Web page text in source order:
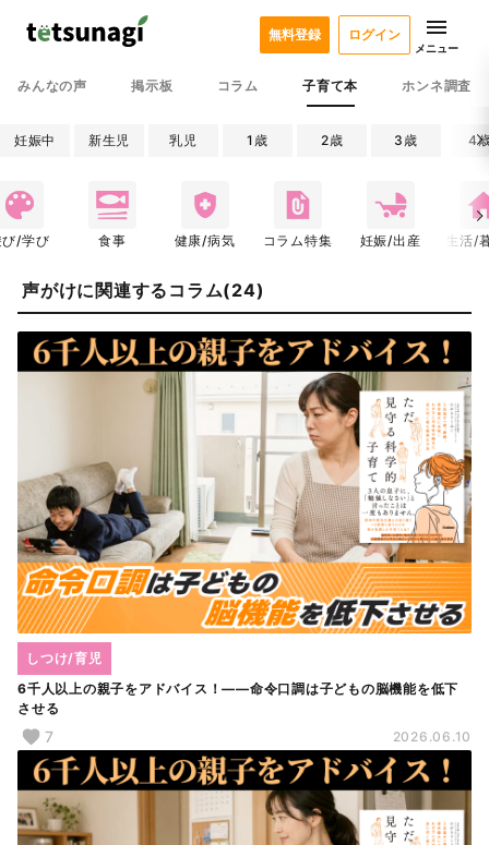
みんなの声 掲示板 コラム 子育て本 ホンネ調査
無料登録 ログイン
メニュー
妊娠中 新生児 乳児 1歳 2歳 3歳 4
び/学び 食事 健康/病気 コラム特集 妊娠/出産 生活/
声がけに関連するコラム(24)
6千人以上の親子をアドバイス！――命令口調は子どもの脳機能を低下
させる
しつけ/育児
7 2026.06.10